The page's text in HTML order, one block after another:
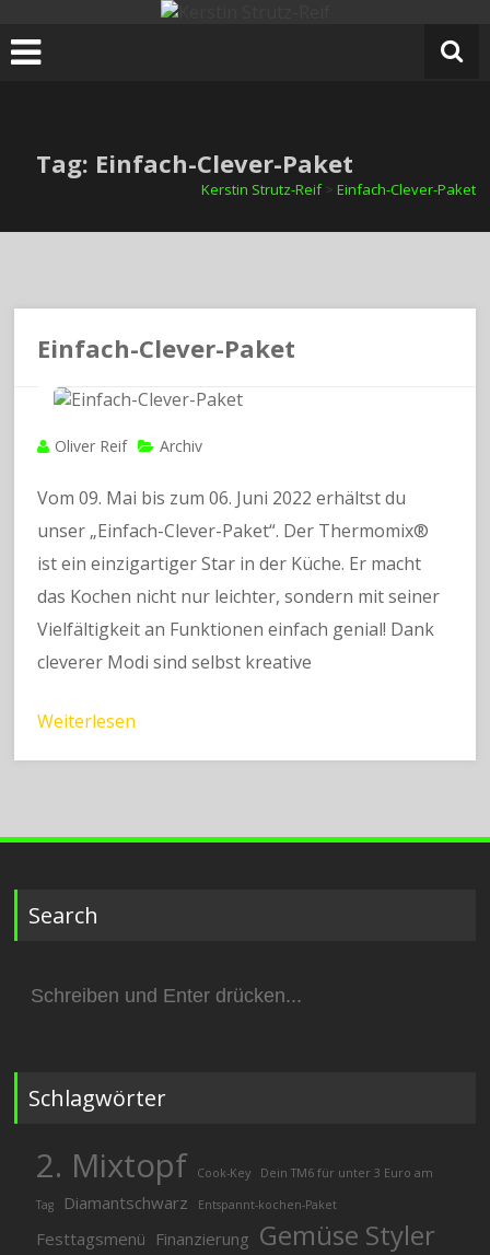
Inhalt
springen
Tag: Einfach-Clever-Paket
Kerstin Strutz-Reif> Einfach-Clever-Paket
Einfach-Clever-Paket
Oliver Reif Archiv
Vom 09. Mai bis zum 06. Juni 2022 erhältst du
unser „Einfach-Clever-Paket“. Der Thermomix®
ist ein einzigartiger Star in der Küche. Er macht
das Kochen nicht nur leichter, sondern mit seiner
Vielfältigkeit an Funktionen einfach genial! Dank
cleverer Modi sind selbst kreative
Weiterlesen
Search
nach:
Schlagwörter
2. Mixtopf Cook-Key Dein TM6 für unter 3 Euro am
Tag Diamantschwarz Entspannt-kochen-Paket
Festtagsmenü Finanzierung Gemüse Styler